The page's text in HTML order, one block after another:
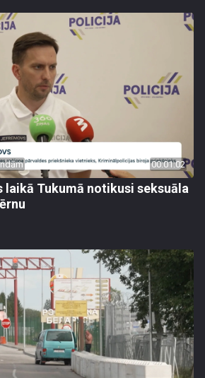
00:01:02
laikā Tukumā notikusi seksuāla